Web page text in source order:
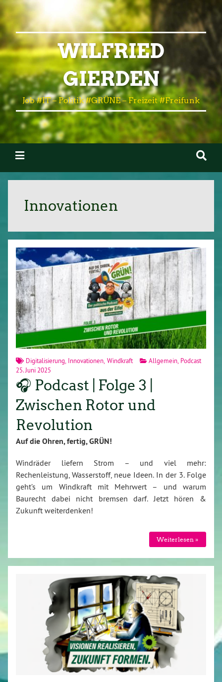
WILFRIED
GIERDEN
Job #IT – Politik #GRÜNE – Freizeit #Freifunk
Innovationen
Digitalisierung Innovationen Windkraft Allgemein, Podcast
25. Juni 2025
🎧 Podcast | Folge 3 |
Zwischen Rotor und
Revolution
Auf die Ohren, fertig, GRÜN!
Windräder liefern Strom – und viel mehr:
Rechenleistung, Wasserstoff, neue Ideen. In der 3. Folge
geht’s um Windkraft mit Mehrwert – und warum
Baurecht dabei nicht bremsen darf. Jetzt hören &
Zukunft weiterdenken!
Weiterlesen »